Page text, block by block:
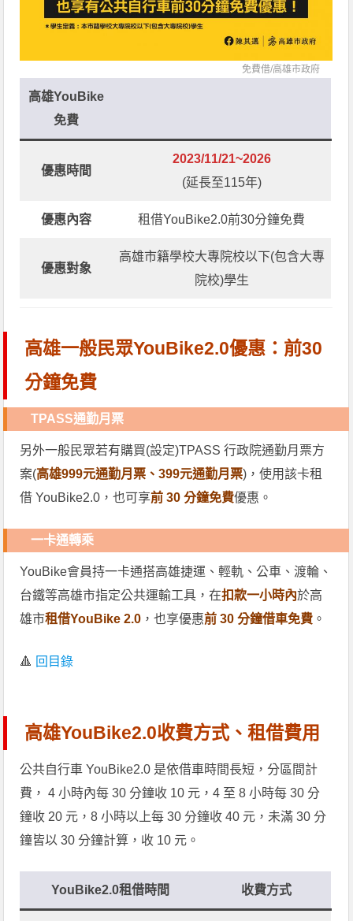
免費借/高雄市政府
高雄YouBike
免費
優惠時間
2023/11/21~2026
(延長至115年)
優惠內容 租借YouBike2.0前30分鐘免費
優惠對象
高雄市籍學校大專院校以下(包含大專
院校)學生
高雄一般民眾YouBike2.0優惠：前30
分鐘免費
TPASS通勤月票
另外一般民眾若有購買(設定)TPASS 行政院通勤月票方
案(高雄999元通勤月票、399元通勤月票)，使用該卡租
借 YouBike2.0，也可享前 30 分鐘免費優惠。
一卡通轉乘
YouBike會員持一卡通搭高雄捷運、輕軌、公車、渡輪、
台鐵等高雄市指定公共運輸工具，在扣款一小時內於高
雄市租借YouBike 2.0 ，也享優惠前 30 分鐘借車免費 。
🔺 回目錄
高雄YouBike2.0收費方式、租借費用
公共自行車 YouBike2.0 是依借車時間長短，分區間計
費， 4 小時內每 30 分鐘收 10 元，4 至 8 小時每 30 分
鐘收 20 元，8 小時以上每 30 分鐘收 40 元，未滿 30 分
鐘皆以 30 分鐘計算，收 10 元。
YouBike2.0租借時間 收費方式